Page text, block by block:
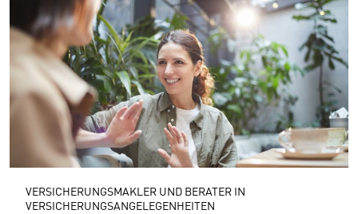
VERSICHERUNGSMAKLER UND BERATER IN
VERSICHERUNGSANGELEGENHEITEN